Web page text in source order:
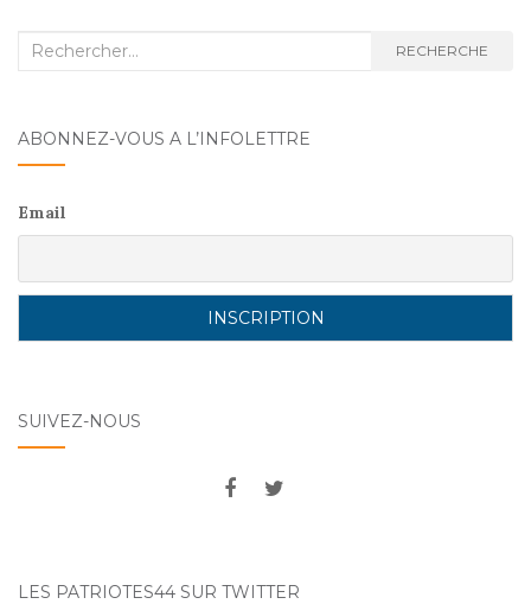
Recherche
RECHERCHE
ABONNEZ-VOUS A L’INFOLETTRE
Email
SUIVEZ-NOUS
LES PATRIOTES44 SUR TWITTER